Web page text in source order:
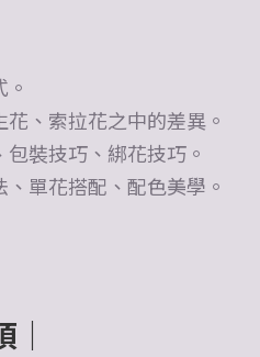
、索拉花之中的差異。
裝技巧、綁花技巧。
單花搭配、配色美學。
｜